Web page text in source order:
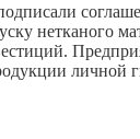
нетканого
личной